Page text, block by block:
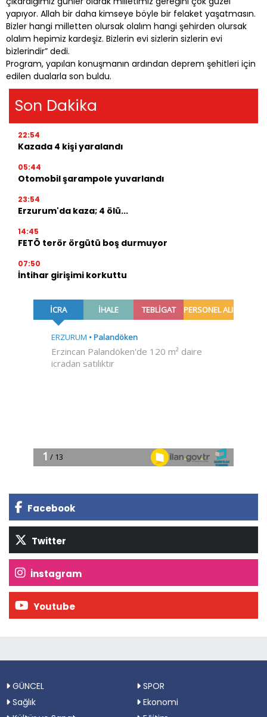
yapıyor. Allah bir daha kimseye böyle bir felaket yaşatmasın.
Bizler hangi milletten olursak olalım hangi şehirden olursak
olalım hepimiz kardeşiz. Bizlerin evi sizlerin sizlerin evi
bizlerindir” dedi.
Program, yapılan konuşmanın ardından deprem şehitleri için
edilen dualarla son buldu.
Son Dakika
22:54
Kazada 4 kişi yaralandı
05:44
Otomobil şarampole yuvarlandı
23:54
Erzurum'da kaza; 4 ölü...
14:45
FETÖ terör örgütü boş durmuyor
07:50
İntihar girişimi korkuttu
Facebook
Twitter
İnstagram
Youtube
GÜNCEL
SPOR
Sağlık
Ekonomi